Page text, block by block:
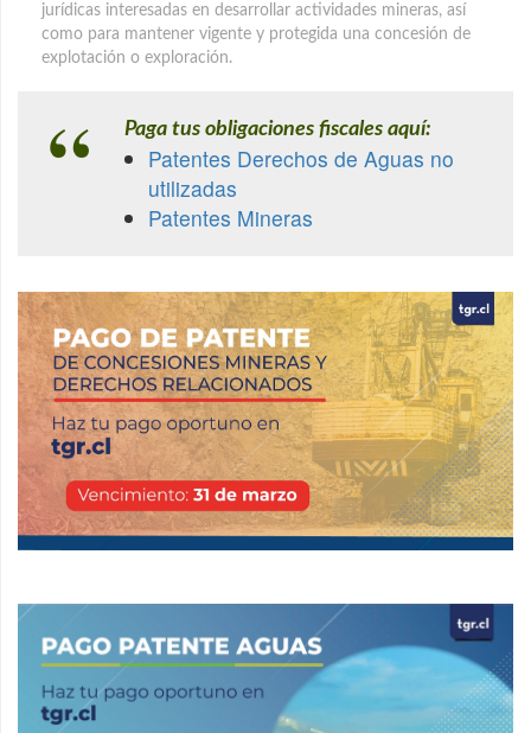
jurídicas interesadas en desarrollar actividades mineras, así
como para mantener vigente y protegida una concesión de
explotación o exploración.
Paga tus obligaciones fiscales aquí:
Patentes Derechos de Aguas no
utilizadas
Patentes Mineras